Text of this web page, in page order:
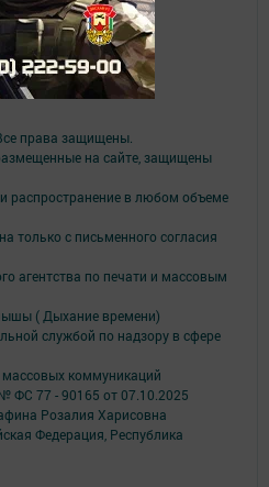
права защищены.
на сайте, защищены
распространение в любом объеме
только с письменного согласия
агентства по печати и массовым
( Дыхание времени)
службой по надзору в сфере
коммуникаций
ФС 77 - 90165 от 07.10.2025
Розалия Харисовна
Федерация, Республика
222 09 84